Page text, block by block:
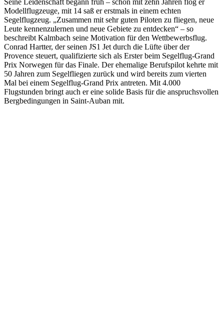
Modellflugzeuge, mit 14 saß er erstmals in einem echten
Segelflugzeug. „Zusammen mit sehr guten Piloten zu fliegen, neue
Leute kennenzulernen und neue Gebiete zu entdecken“ – so
beschreibt Kalmbach seine Motivation für den Wettbewerbsflug.
Conrad Hartter, der seinen JS1 Jet durch die Lüfte über der
Provence steuert, qualifizierte sich als Erster beim Segelflug-Grand
Prix Norwegen für das Finale. Der ehemalige Berufspilot kehrte mit
50 Jahren zum Segelfliegen zurück und wird bereits zum vierten
Mal bei einem Segelflug-Grand Prix antreten. Mit 4.000
Flugstunden bringt auch er eine solide Basis für die anspruchsvollen
Bergbedingungen in Saint-Auban mit.